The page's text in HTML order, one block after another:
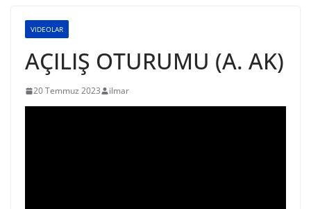
VIDEOLAR
AÇILIŞ OTURUMU (A. AK)
20 Temmuz 2023 ilmar